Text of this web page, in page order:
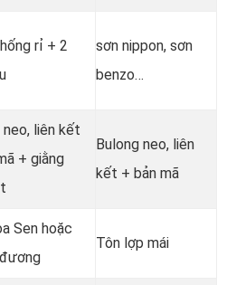
rỉ + 2
sơn nippon, sơn
benzo…
neo, liên kết
+ giằng
Bulong neo, liên
kết + bản mã
Sen hoặc
Tôn lợp mái